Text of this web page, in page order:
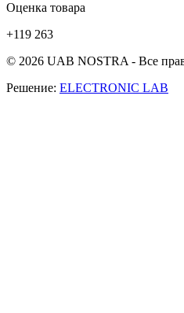
Оценка товара
+119 263
© 2026 UAB NOSTRA - Все
Решение: ELECTRONIC LAB